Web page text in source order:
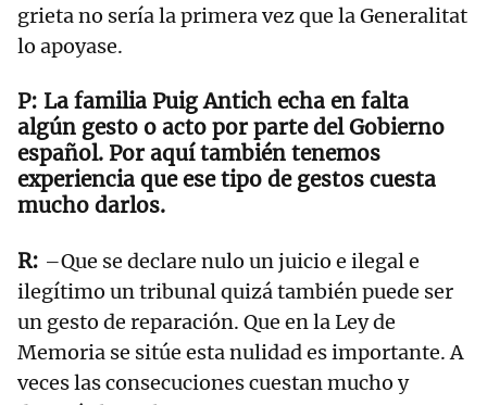
grieta no sería la primera vez que la Generalitat
lo apoyase.
La familia Puig Antich echa en falta
algún gesto o acto por parte del Gobierno
español. Por aquí también tenemos
experiencia que ese tipo de gestos cuesta
mucho darlos.
–Que se declare nulo un juicio e ilegal e
ilegítimo un tribunal quizá también puede ser
un gesto de reparación. Que en la Ley de
Memoria se sitúe esta nulidad es importante. A
veces las consecuciones cuestan mucho y